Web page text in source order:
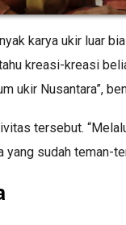
karya ukir luar
kreasi-kreasi
ukir Nusantara”,
tersebut.
sudah teman-